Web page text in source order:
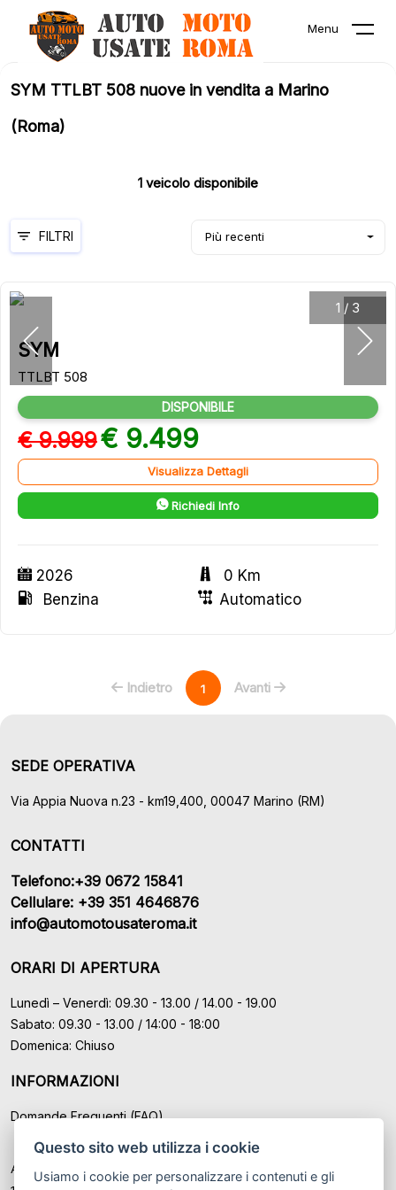
Menu
Questo sito web utilizza i cookie
Usiamo i cookie per personalizzare i contenuti e gli
SYM TTLBT 508 nuove in vendita a Marino
(Roma)
1 veicolo disponibile
Più recenti
FILTRI
1 / 3
SYM
TTLBT 508
DISPONIBILE
€ 9.999€ 9.499
Visualizza Dettagli
Richiedi Info
2026
0 Km
Benzina
Automatico
Indietro 1 Avanti
SEDE OPERATIVA
Via Appia Nuova n.23 - km19,400, 00047 Marino (RM)
CONTATTI
Telefono:+39 0672 15841
Cellulare: +39 351 4646876
info@automotousateroma.it
ORARI DI APERTURA
Lunedì – Venerdì: 09.30 - 13.00 / 14.00 - 19.00
Sabato: 09.30 - 13.00 / 14:00 - 18:00
Domenica: Chiuso
INFORMAZIONI
Domande Frequenti (FAQ)
Auto Moto Usate Roma Srl sede di Marino - Roma, P.IVA: IT